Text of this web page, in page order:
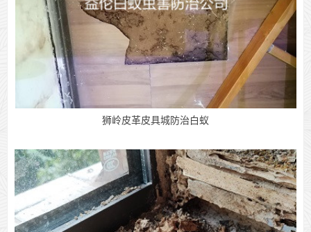
狮岭皮革皮具城防治白蚁